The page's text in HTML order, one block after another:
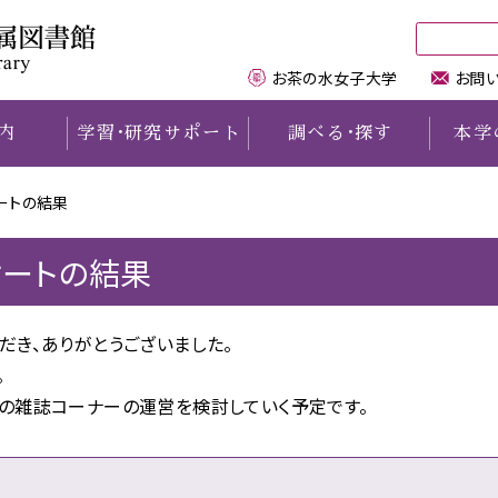
規程
キャラクター紹介
書館&歴史資料館で
動する学生
サート
茶の水古本募金
案内
学生用図書購入リクエスト
外からの資料の取り寄せ
の図書館の利用について
設利用について
上記以外の方
学習・研究サポート
習会情報
習支援サポーター）
サポート
調べる ・探す
Search
DB・電子リソース一覧
ジャーナルリスト
文庫
子版貴重資料
本学
学の学術雑誌
E-bookサービス
の博士論文リスト
教員著作
学関係図書リスト
・論文データベース
性研究者名鑑
お茶大の歩み
タルアーカイブズ
ゃれき講座
お茶の水女子大学 お問
トの結果
トの結果
、ありがとうございました。
誌コーナーの運営を検討していく予定です。